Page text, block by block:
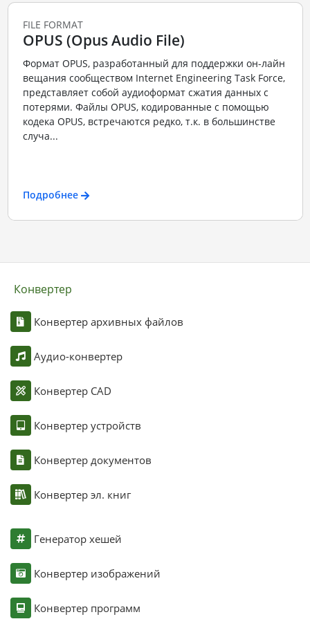
FILE FORMAT
OPUS (Opus Audio File)
Формат OPUS, разработанный для поддержки он-лайн
вещания сообществом Internet Engineering Task Force,
представляет собой аудиоформат сжатия данных с
потерями. Файлы OPUS, кодированные с помощью
кодека OPUS, встречаются редко, т.к. в большинстве
случа...
Подробнее
Конвертер
Конвертер архивных файлов
Аудио-конвертер
Конвертер CAD
Конвертер устройств
Конвертер документов
Конвертер эл. книг
Генератор хешей
Конвертер изображений
Конвертер программ